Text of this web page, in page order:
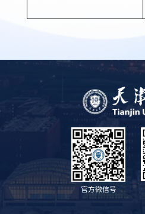
官方微信号